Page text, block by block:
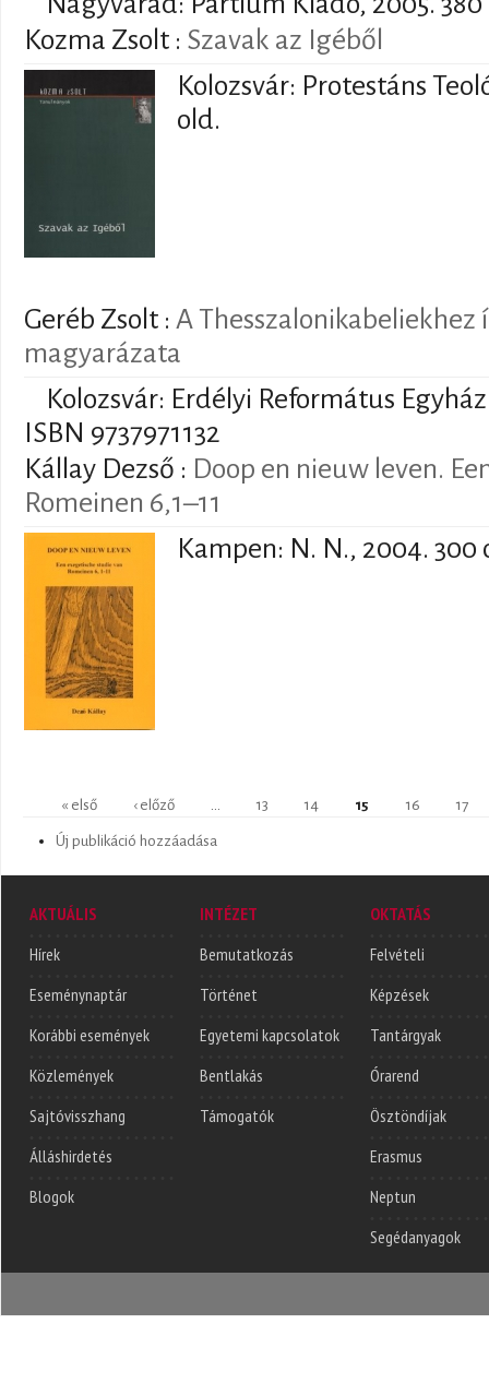
Kozma Zsolt : Szavak az Igéből
Kolozsvár: Protestáns
old.
Geréb Zsolt : A Thesszalonikabeliekhez
magyarázata
Kolozsvár: Erdélyi Református
ISBN 9737971132
Kállay Dezső : Doop en nieuw leven.
Romeinen 6,1–11
Kampen: N. N., 2004. 300
Oldalak
« első ‹ előző 13 14 15 16 17
Új publikáció hozzáadása
AKTUÁLIS
Hírek
Eseménynaptár
Korábbi események
Közlemények
Sajtóvisszhang
Álláshirdetés
Blogok
INTÉZET
Bemutatkozás
Történet
Egyetemi kapcsolatok
Bentlakás
Támogatók
OKTATÁS
Felvételi
Képzések
Tantárgyak
Órarend
Ösztöndíjak
Erasmus
Neptun
Segédanyagok